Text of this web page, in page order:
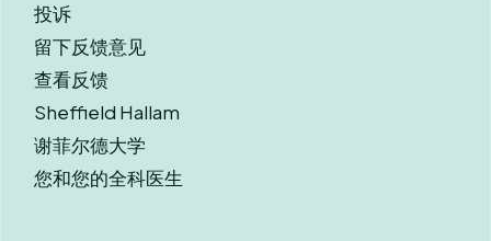
投诉
留下反馈意见
查看反馈
Sheffield Hallam
谢菲尔德大学
您和您的全科医生